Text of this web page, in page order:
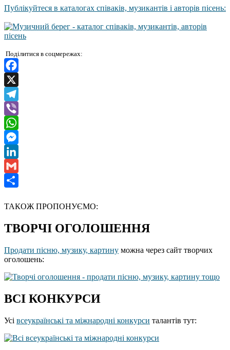
Публікуйтеся в каталогах співаків, музикантів і авторів пісень:
Поділитися в соцмережах:
Facebook
X
Telegram
Viber
WhatsApp
Messenger
LinkedIn
Gmail
ТАКОЖ ПРОПОНУЄМО:
ТВОРЧІ ОГОЛОШЕННЯ
Продати пісню, музику, картину можна через сайт творчих
оголошень:
ВСІ КОНКУРСИ
Усі всеукраїнські та міжнародні конкурси талантів тут: